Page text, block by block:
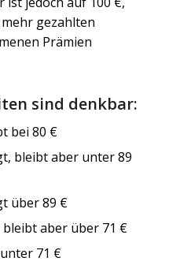
gezahlten
Prämien
sind denkbar:
bei 80 €
bleibt aber unter 89
über 89 €
aber über 71 €
71 €